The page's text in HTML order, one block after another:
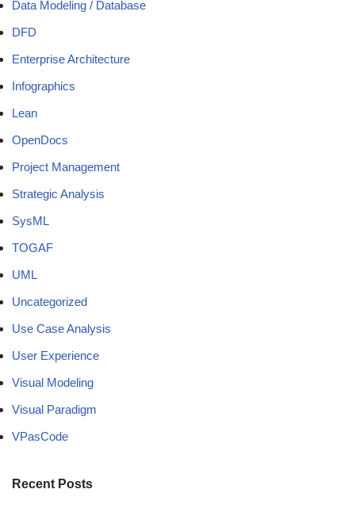
Data Modeling / Database
DFD
Enterprise Architecture
Infographics
Lean
OpenDocs
Project Management
Strategic Analysis
SysML
TOGAF
UML
Uncategorized
Use Case Analysis
User Experience
Visual Modeling
Visual Paradigm
VPasCode
Recent Posts